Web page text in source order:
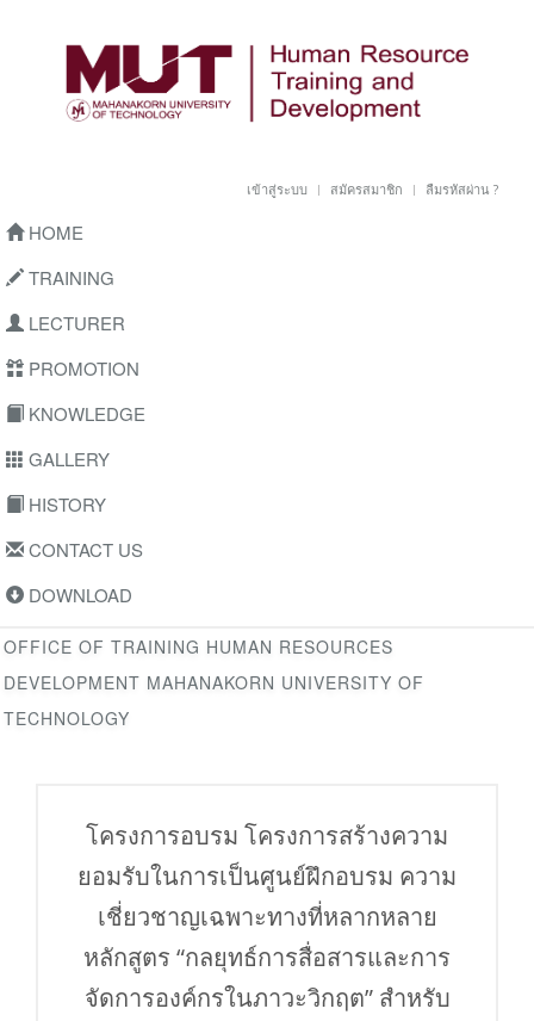
เข้าสู่ระบบ สมัครสมาชิก ลืมรหัสผ่าน ?
HOME
TRAINING
LECTURER
PROMOTION
KNOWLEDGE
GALLERY
HISTORY
CONTACT US
DOWNLOAD
OFFICE OF TRAINING HUMAN RESOURCES
DEVELOPMENT MAHANAKORN UNIVERSITY OF
TECHNOLOGY
โครงการอบรม โครงการสร้างความ
ยอมรับในการเป็นศูนย์ฝึกอบรม ความ
เชี่ยวชาญเฉพาะทางที่หลากหลาย
หลักสูตร “กลยุทธ์การสื่อสารและการ
จัดการองค์กรในภาวะวิกฤต” สำหรับ